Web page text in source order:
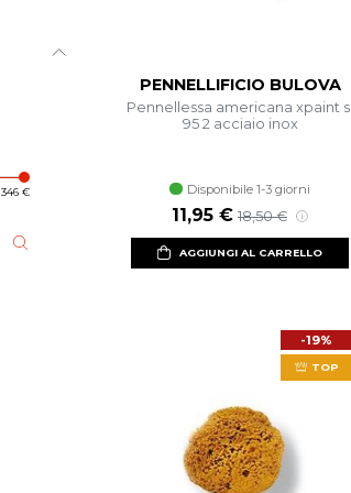
346 €
PENNELLIFICIO BULOVA
Pennellessa americana xpaint s.
95 2 acciaio inox
Disponibile 1-3 giorni
Prezzo scontato
11,95 € Prezzo di listino
18,50 €
AGGIUNGI AL CARRELLO
-19%
TOP